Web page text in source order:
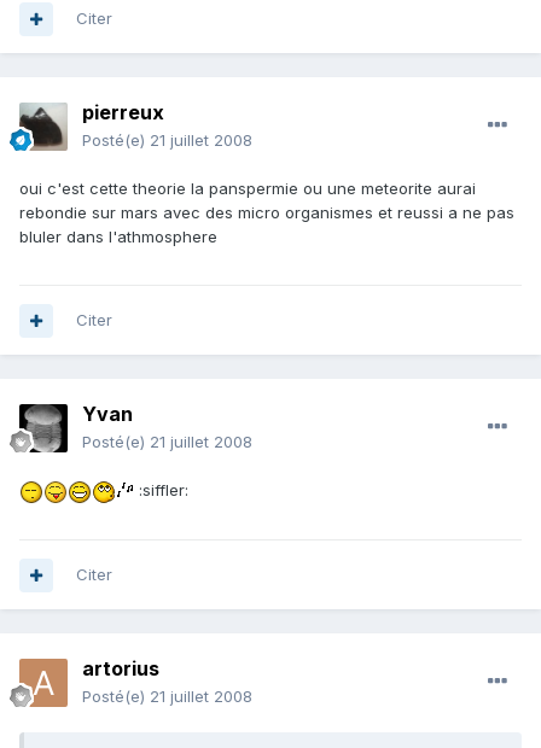
Citer
pierreux
Posté(e) 21 juillet 2008
oui c'est cette theorie la panspermie ou une meteorite aurai
rebondie sur mars avec des micro organismes et reussi a ne pas
bluler dans l'athmosphere
Citer
Yvan
Posté(e) 21 juillet 2008
:siffler:
Citer
artorius
Posté(e) 21 juillet 2008